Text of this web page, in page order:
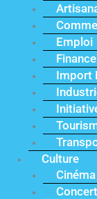
Emploi
Finance
Import
Culture
Cinéma
Concert